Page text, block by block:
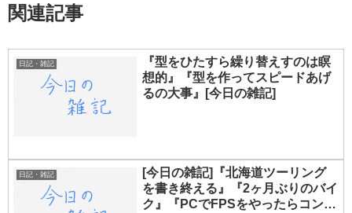
関連記事
日記・雑記
『型をひたすら繰り替えすのは瞑
想的』『型を作ってスピードあげ
るの大事』[今日の雑記]
日記・雑記
[今日の雑記]『北海道ツーリング
を書き終える』『2ヶ月ぶりのバイ
ク』『PCでFPSをやったらコンソ